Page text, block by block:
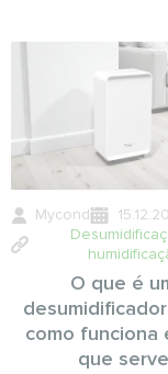
Mycond
O que é
como funciona
que serve